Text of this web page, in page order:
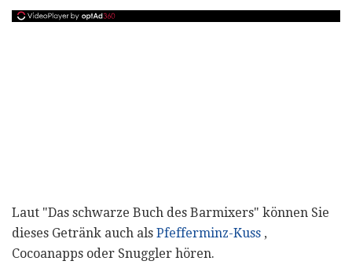
Laut "Das schwarze Buch des Barmixers" können Sie
dieses Getränk auch als Pfefferminz-Kuss ,
Cocoanapps oder Snuggler hören.